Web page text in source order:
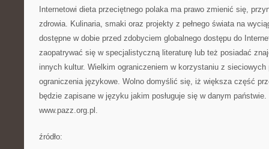
Internetowi dieta przeciętnego polaka ma prawo zmienić się,
zdrowia. Kulinaria, smaki oraz projekty z pełnego świata na
dostępne w dobie przed zdobyciem globalnego dostępu do
zaopatrywać się w specjalistyczną literaturę lub też posiadać
innych kultur. Wielkim ograniczeniem w korzystaniu z sieciowych
ograniczenia językowe. Wolno domyślić się, iż większa część
będzie zapisane w języku jakim posługuje się w danym
www.pazz.org.pl.
źródło: